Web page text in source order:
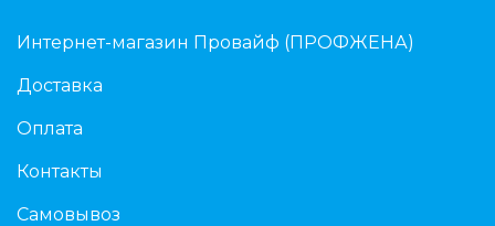
Интернет-магазин Провайф (ПРОФЖЕНА)
Доставка
Оплата
Контакты
Самовывоз